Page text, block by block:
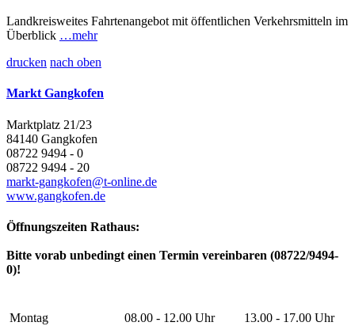
Landkreisweites Fahrtenangebot mit öffentlichen Verkehrsmitteln im
Überblick …mehr
drucken nach oben
Markt Gangkofen
Marktplatz 21/23
84140 Gangkofen
08722 9494 - 0
08722 9494 - 20
markt-gangkofen@t-online.de
www.gangkofen.de
Öffnungszeiten Rathaus:
Bitte vorab unbedingt einen Termin vereinbaren (08722/9494-
0)!
Montag 08.00 - 12.00 Uhr
13.00 - 17.00 Uhr